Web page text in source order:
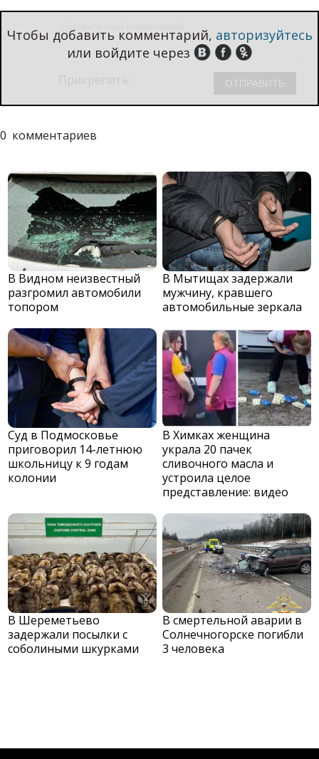
Чтобы добавить комментарий, авторизуйтесь
или войдите через
0 комментариев
В Видном неизвестный
разгромил автомобили
топором
В Мытищах задержали
мужчину, кравшего
автомобильные зеркала
Суд в Подмосковье
приговорил 14-летнюю
школьницу к 9 годам
колонии
В Химках женщина
украла 20 пачек
сливочного масла и
устроила целое
представление: видео
В Шереметьево
задержали посылки с
соболиными шкурками
В смертельной аварии в
Солнечногорске погибли
3 человека